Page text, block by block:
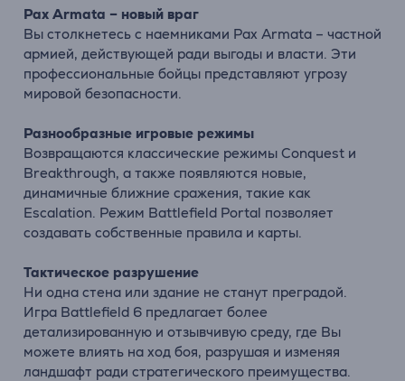
Pax Armata – новый враг
Вы столкнетесь с наемниками Pax Armata – частной
армией, действующей ради выгоды и власти. Эти
профессиональные бойцы представляют угрозу
мировой безопасности.
Разнообразные игровые режимы
Возвращаются классические режимы Conquest и
Breakthrough, а также появляются новые,
динамичные ближние сражения, такие как
Escalation. Режим Battlefield Portal позволяет
создавать собственные правила и карты.
Тактическое разрушение
Ни одна стена или здание не станут преградой.
Игра Battlefield 6 предлагает более
детализированную и отзывчивую среду, где Вы
можете влиять на ход боя, разрушая и изменяя
ландшафт ради стратегического преимущества.